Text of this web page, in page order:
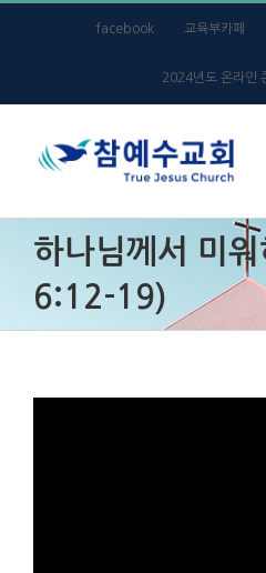
facebook 교육부카페
2024년도 온라인
하나님께서 미
6:12-19)